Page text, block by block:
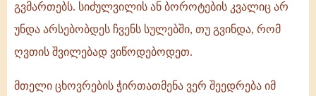
გვმართებს. სიძულვილის ან ბოროტების კვალიც არ
უნდა არსებობდეს ჩვენს სულებში, თუ გვინდა, რომ
ღვთის შვილებად ვიწოდებოდეთ.
მთელი ცხოვრების ჭირთათმენა ვერ შეედრება იმ